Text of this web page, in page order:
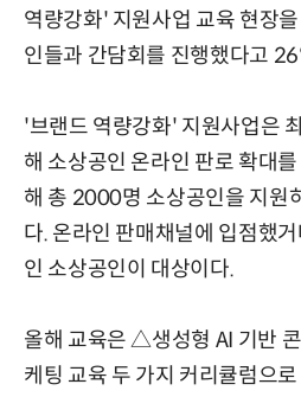
역량강화' 지원사업 교육 현장
인들과 간담회를 진행했다고
'브랜드 역량강화' 지원사업은
해 소상공인 온라인 판로 확대
해 총 2000명 소상공인을 지원
다. 온라인 판매채널에 입점했
인 소상공인이 대상이다.
올해 교육은 △생성형 AI 기반
케팅 교육 두 가지 커리큘럼으